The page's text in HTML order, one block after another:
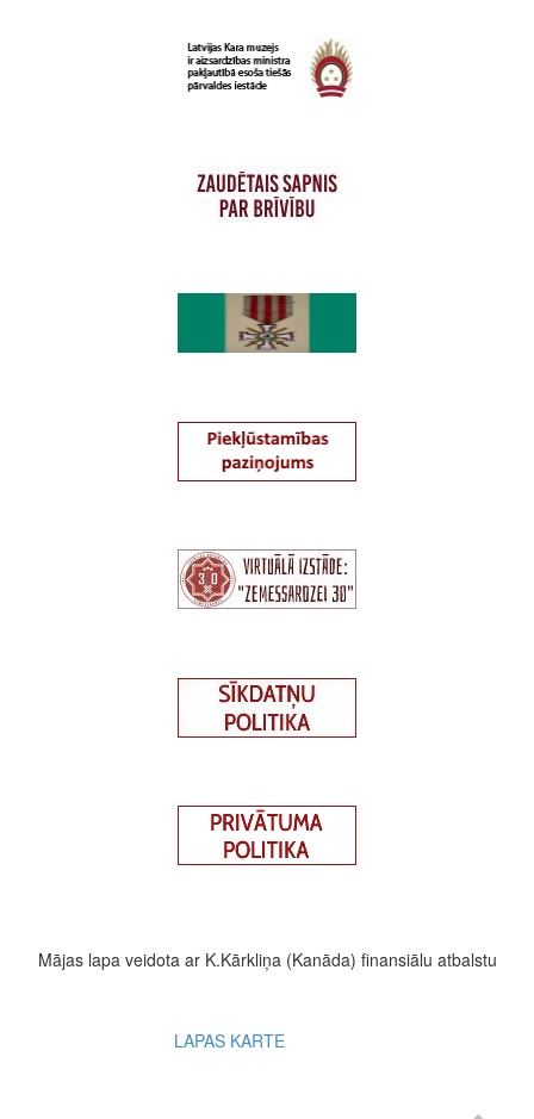
Mājas lapa veidota ar K.Kārkliņa (Kanāda) finansiālu atbalstu
Footer
LAPAS KARTE